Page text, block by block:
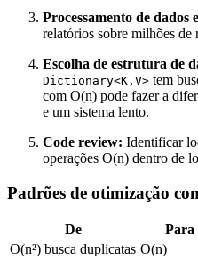
Processamento de dados
relatórios sobre milhões de
Escolha de estrutura de
Dictionary<K,V> tem
com O(n) pode fazer a
e um sistema lento.
Code review: Identificar
operações O(n) dentro de
Padrões de otimização
De Para
O(n²) busca duplicatas O(n)